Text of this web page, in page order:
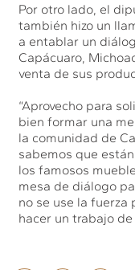
Por otro lado, el
también hizo un
a entablar un
Capácuaro,
venta de sus
“Aprovecho para
bien formar una
la comunidad de
sabemos que
los famosos
mesa de diálogo
no se use la fuerza
hacer un trabajo